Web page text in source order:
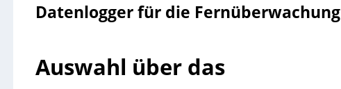
Datenlogger für die Fernüberwachung
Auswahl über das